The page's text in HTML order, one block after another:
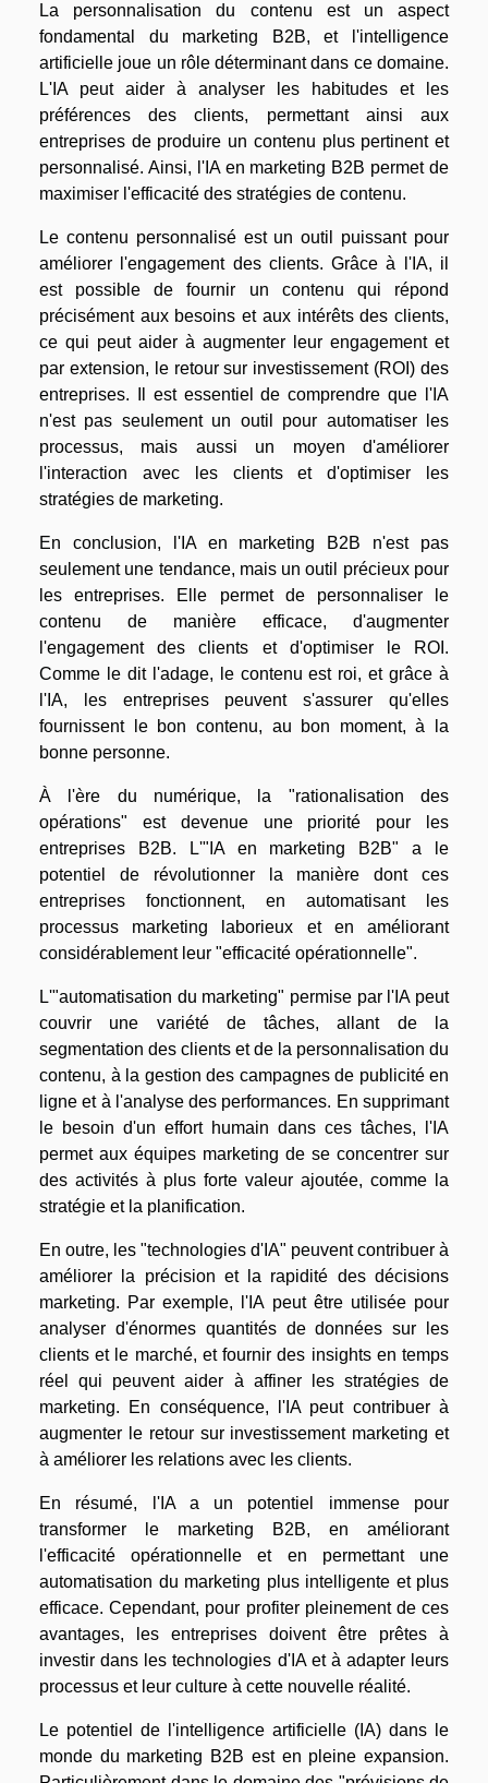
La personnalisation du contenu est un aspect
fondamental du marketing B2B, et l'intelligence
artificielle joue un rôle déterminant dans ce domaine.
L'IA peut aider à analyser les habitudes et les
préférences des clients, permettant ainsi aux
entreprises de produire un contenu plus pertinent et
personnalisé. Ainsi, l'IA en marketing B2B permet de
maximiser l'efficacité des stratégies de contenu.
Le contenu personnalisé est un outil puissant pour
améliorer l'engagement des clients. Grâce à l'IA, il
est possible de fournir un contenu qui répond
précisément aux besoins et aux intérêts des clients,
ce qui peut aider à augmenter leur engagement et
par extension, le retour sur investissement (ROI) des
entreprises. Il est essentiel de comprendre que l'IA
n'est pas seulement un outil pour automatiser les
processus, mais aussi un moyen d'améliorer
l'interaction avec les clients et d'optimiser les
stratégies de marketing.
En conclusion, l'IA en marketing B2B n'est pas
seulement une tendance, mais un outil précieux pour
les entreprises. Elle permet de personnaliser le
contenu de manière efficace, d'augmenter
l'engagement des clients et d'optimiser le ROI.
Comme le dit l'adage, le contenu est roi, et grâce à
l'IA, les entreprises peuvent s'assurer qu'elles
fournissent le bon contenu, au bon moment, à la
bonne personne.
À l'ère du numérique, la "rationalisation des
opérations" est devenue une priorité pour les
entreprises B2B. L'"IA en marketing B2B" a le
potentiel de révolutionner la manière dont ces
entreprises fonctionnent, en automatisant les
processus marketing laborieux et en améliorant
considérablement leur "efficacité opérationnelle".
L'"automatisation du marketing" permise par l'IA peut
couvrir une variété de tâches, allant de la
segmentation des clients et de la personnalisation du
contenu, à la gestion des campagnes de publicité en
ligne et à l'analyse des performances. En supprimant
le besoin d'un effort humain dans ces tâches, l'IA
permet aux équipes marketing de se concentrer sur
des activités à plus forte valeur ajoutée, comme la
stratégie et la planification.
En outre, les "technologies d'IA" peuvent contribuer à
améliorer la précision et la rapidité des décisions
marketing. Par exemple, l'IA peut être utilisée pour
analyser d'énormes quantités de données sur les
clients et le marché, et fournir des insights en temps
réel qui peuvent aider à affiner les stratégies de
marketing. En conséquence, l'IA peut contribuer à
augmenter le retour sur investissement marketing et
à améliorer les relations avec les clients.
En résumé, l'IA a un potentiel immense pour
transformer le marketing B2B, en améliorant
l'efficacité opérationnelle et en permettant une
automatisation du marketing plus intelligente et plus
efficace. Cependant, pour profiter pleinement de ces
avantages, les entreprises doivent être prêtes à
investir dans les technologies d'IA et à adapter leurs
processus et leur culture à cette nouvelle réalité.
Le potentiel de l'intelligence artificielle (IA) dans le
monde du marketing B2B est en pleine expansion.